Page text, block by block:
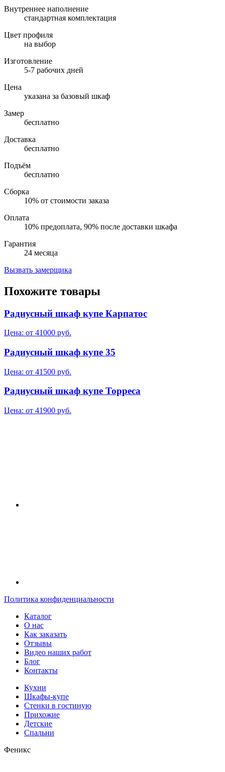
Внутреннее наполнение
стандартная комплектация
Цвет профиля
на выбор
Изготовление
5-7 рабочих дней
Цена
указана за базовый шкаф
Замер
бесплатно
Доставка
бесплатно
Подъём
бесплатно
Сборка
10% от стоимости заказа
Оплата
10% предоплата, 90% после доставки шкафа
Гарантия
24 месяца
Вызвать замерщика
Похожите товары
Радиусный шкаф купе Карпатос
Цена: от 41000 руб.
Радиусный шкаф купе 35
Цена: от 41500 руб.
Радиусный шкаф купе Торреса
Цена: от 41900 руб.
Политика конфиденциальности
Каталог
О нас
Как заказать
Отзывы
Видео наших работ
Блог
Контакты
Кухни
Шкафы-купе
Стенки в гостиную
Прихожие
Детские
Спальни
Феникс